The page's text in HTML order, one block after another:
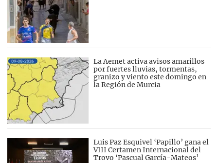
La Aemet activa avisos amarillos
por fuertes lluvias, tormentas,
granizo y viento este domingo en
la Región de Murcia
Luis Paz Esquivel ‘Papillo’ gana el
VIII Certamen Internacional del
Trovo ‘Pascual García-Mateos’